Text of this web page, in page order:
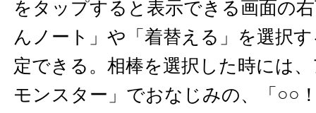
をタップすると表示できる画面の
んノート」や「着替える」を選択
定できる。相棒を選択した時には
モンスター」でおなじみの、「○○